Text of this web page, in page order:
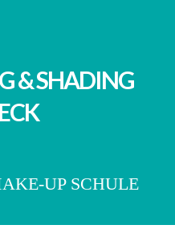
& SHADING
UP SCHULE